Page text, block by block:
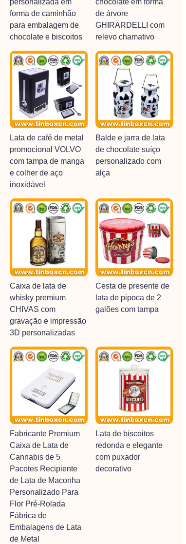
forma de caminhão
para embalagem de
chocolate e biscoitos
de árvore
GHIRARDELLI com
relevo chamativo
Lata de café de metal
promocional VOLVO
com tampa de manga
e colher de aço
inoxidável
Balde e jarra de lata
de chocolate suíço
personalizado com
alça
Caixa de lata de
whisky premium
CHIVAS com
gravação e impressão
3D personalizadas
Cesta de presente de
lata de pipoca de 2
galões com tampa
Fabricante Premium
Caixa de Lata de
Cannabis de 5
Pacotes Recipiente
de Lata de Maconha
Personalizado Para
Flor Pré-Rolada
Fábrica de
Embalagens de Lata
de Metal
Lata de biscoitos
redonda e elegante
com puxador
decorativo